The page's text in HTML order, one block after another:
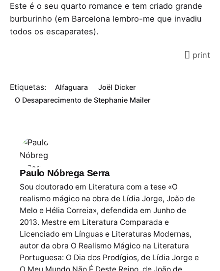
Este é o seu quarto romance e tem criado grande
burburinho (em Barcelona lembro-me que invadiu
todos os escaparates).
print
Etiquetas: Alfaguara
Joël Dicker
O Desaparecimento de Stephanie Mailer
Paulo Nóbrega Serra
Sou doutorado em Literatura com a tese «O
realismo mágico na obra de Lídia Jorge, João de
Melo e Hélia Correia», defendida em Junho de
2013. Mestre em Literatura Comparada e
Licenciado em Línguas e Literaturas Modernas,
autor da obra O Realismo Mágico na Literatura
Portuguesa: O Dia dos Prodígios, de Lídia Jorge e
O Meu Mundo Não É Deste Reino, de João de